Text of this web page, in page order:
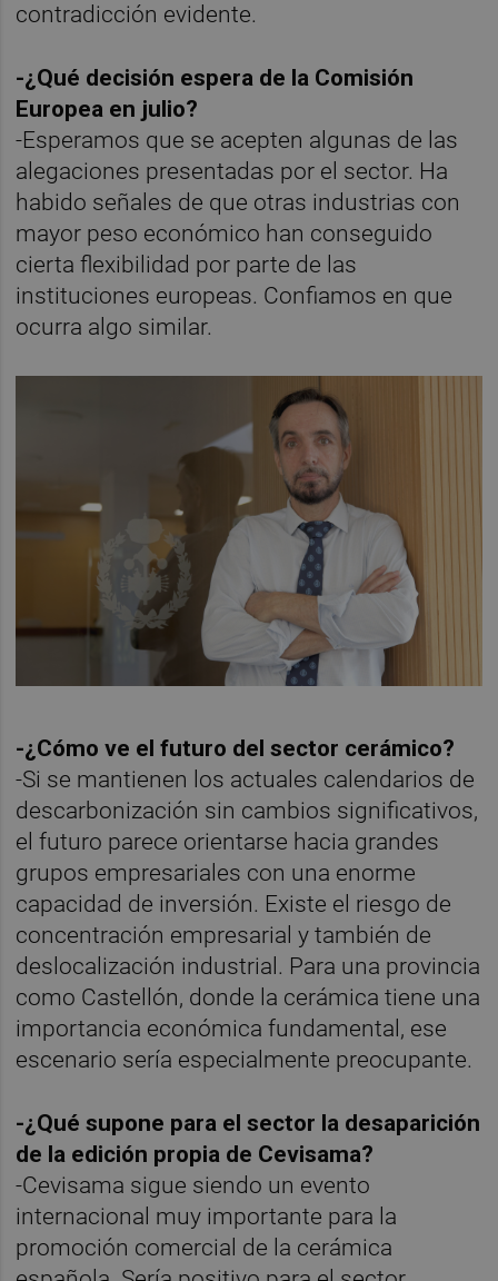
contradicción evidente.
-¿Qué decisión espera de la Comisión
Europea en julio?
-Esperamos que se acepten algunas de las
alegaciones presentadas por el sector. Ha
habido señales de que otras industrias con
mayor peso económico han conseguido
cierta flexibilidad por parte de las
instituciones europeas. Confiamos en que
ocurra algo similar.
-¿Cómo ve el futuro del sector cerámico?
-Si se mantienen los actuales calendarios de
descarbonización sin cambios significativos,
el futuro parece orientarse hacia grandes
grupos empresariales con una enorme
capacidad de inversión. Existe el riesgo de
concentración empresarial y también de
deslocalización industrial. Para una provincia
como Castellón, donde la cerámica tiene una
importancia económica fundamental, ese
escenario sería especialmente preocupante.
-¿Qué supone para el sector la desaparición
de la edición propia de Cevisama?
-Cevisama sigue siendo un evento
internacional muy importante para la
promoción comercial de la cerámica